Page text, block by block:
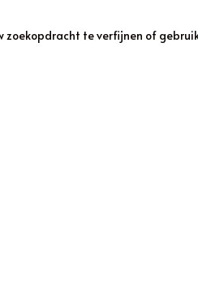
zoekopdracht te verfijnen of